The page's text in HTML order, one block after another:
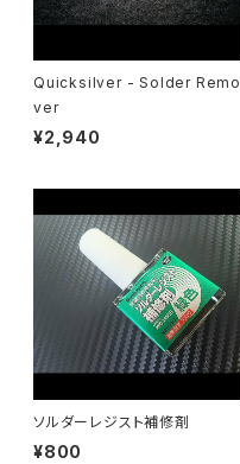
Quicksilver - Solder Remo
ver
¥2,940
ソルダーレジスト補修剤
¥800